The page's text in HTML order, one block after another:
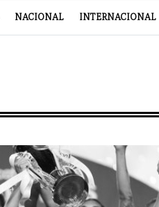
NACIONAL INTERNACIONAL